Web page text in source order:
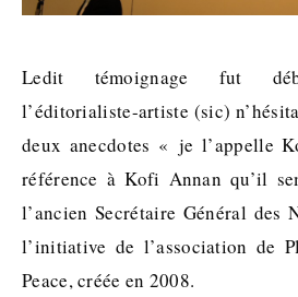
Ledit témoignage fut
l’éditorialiste-artiste (sic)
deux anecdotes « je l’appelle
référence à Kofi Annan qu’il
l’ancien Secrétaire Général des
l’initiative de l’association de
Peace, créée en 2008.